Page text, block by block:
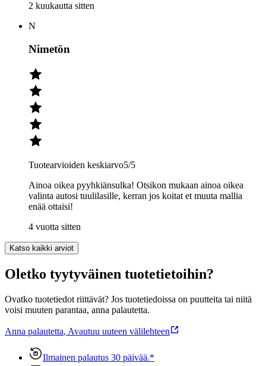
2 kuukautta sitten
N
Nimetön
Tuotearvioiden keskiarvo5/5
Ainoa oikea pyyhkiänsulka! Otsikon mukaan ainoa oikea
valinta autosi tuulilasille, kerran jos koitat et muuta mallia
enää ottaisi!
4 vuotta sitten
Katso kaikki arviot
Oletko tyytyväinen tuotetietoihin?
Ovatko tuotetiedot riittävät? Jos tuotetiedoissa on puutteita tai niitä
voisi muuten parantaa, anna palautetta.
Anna palautetta, Avautuu uuteen välilehteen
Ilmainen palautus 30 päivää.*